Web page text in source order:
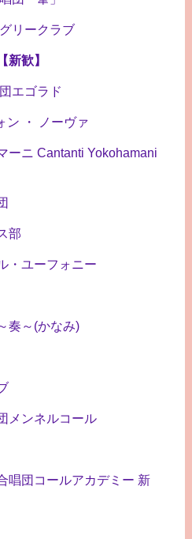
リークラブ
新歓】
エゴラド
ン ・ ノーヴァ
ーニ Cantanti Yokohamani
部
・ユーフォニー
奏～(かなみ)
メンネルコール
唱団コールアカデミー 新